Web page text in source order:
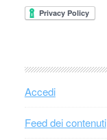
Accedi
Feed dei contenuti